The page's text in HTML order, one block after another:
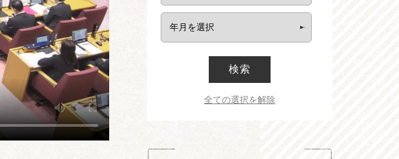
検索
全ての選択を解除